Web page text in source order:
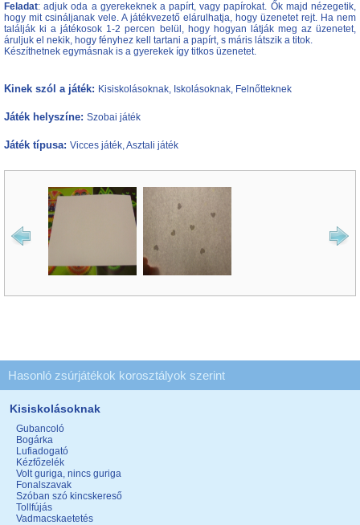
Feladat: adjuk oda a gyerekeknek a papírt, vagy papírokat. Ők majd nézegetik,
hogy mit csináljanak vele. A játékvezető elárulhatja, hogy üzenetet rejt. Ha nem
találják ki a játékosok 1-2 percen belül, hogy hogyan látják meg az üzenetet,
áruljuk el nekik, hogy fényhez kell tartani a papírt, s máris látszik a titok.
Készíthetnek egymásnak is a gyerekek így titkos üzenetet.
Kinek szól a játék: Kisiskolásoknak, Iskolásoknak, Felnőtteknek
Játék helyszíne: Szobai játék
Játék típusa: Vicces játék, Asztali játék
Hasonló zsúrjátékok korosztályok szerint
Kisiskolásoknak
Gubancoló
Bogárka
Lufiadogató
Kézfőzelék
Volt guriga, nincs guriga
Fonalszavak
Szóban szó kincskereső
Tollfújás
Vadmacskaetetés